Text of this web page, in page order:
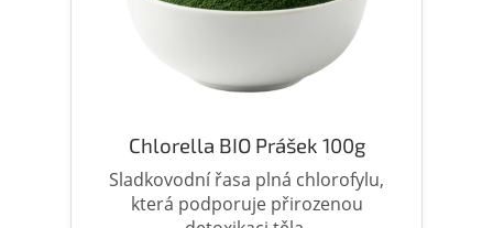
Chlorella BIO Prášek 100g
Sladkovodní řasa plná chlorofylu,
která podporuje přirozenou